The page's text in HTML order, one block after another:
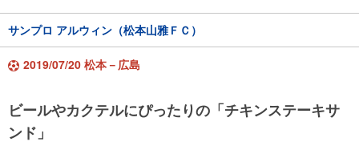
サンプロ アルウィン（松本山雅ＦＣ）
2019/07/20 松本－広島
ビールやカクテルにぴったりの「チキンステーキサ
ンド」